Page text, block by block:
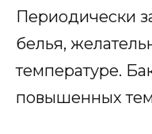
Периодически
белья,
температуре.
повышенных